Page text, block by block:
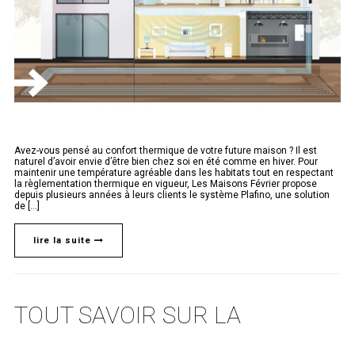
Avez-vous pensé au confort thermique de votre future maison ? Il est
naturel d’avoir envie d’être bien chez soi en été comme en hiver. Pour
maintenir une température agréable dans les habitats tout en respectant
la règlementation thermique en vigueur, Les Maisons Février propose
depuis plusieurs années à leurs clients le système Plafino, une solution
de [...]
lire la suite
TOUT SAVOIR SUR LA